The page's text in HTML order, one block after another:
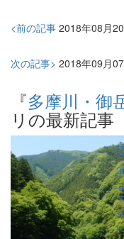
<前の記事 2018年08月
次の記事> 2018年09月
『多摩川・御
リの最新記事